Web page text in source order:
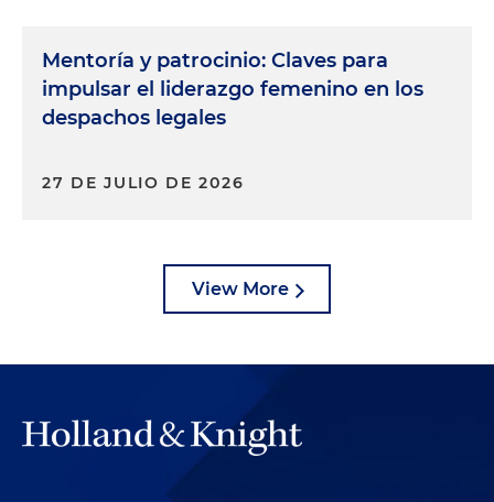
Mentoría y patrocinio: Claves para
impulsar el liderazgo femenino en los
despachos legales
27 DE JULIO DE 2026
View More